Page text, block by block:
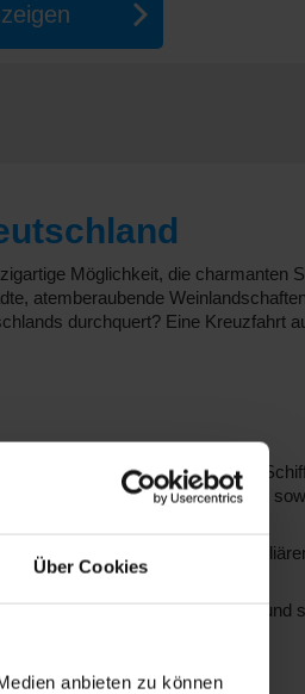
Über Cookies
anbieten zu können
Möglichkeit, die charmanten
atemberaubende
durchquert? Eine Kreuzfahrt
MS Leonardo da Vinci. Diese
Eberbach oderSaarbrücken
verbindet Komfort mit einer
bieten ein modernes Design und